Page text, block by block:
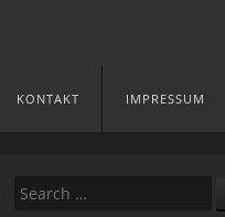
KONTAKT IMPRESSUM
Search